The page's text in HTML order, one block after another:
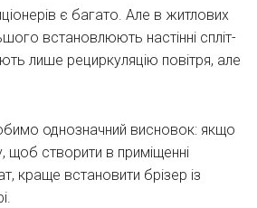
є багато. Але в житлових
встановлюють настінні спліт-
лише рециркуляцію повітря, але
однозначний висновок: якщо
щоб створити в приміщенні
краще встановити брізер із